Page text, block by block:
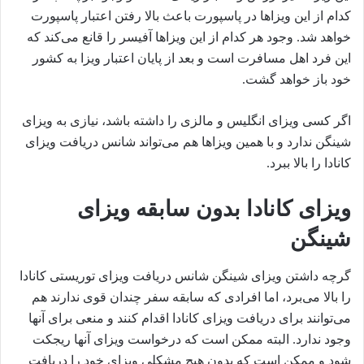
کدام از این ویزاها در پاسپورت باعث بالا رفتن اعتبار پاسپورت
خواهد شد. وجود هر کدام از این ویزاها آفیسر را قانع می‌کند که
این فرد اهل مسافرت است و بعد از پایان اعتبار ویزا به کشور
خود باز خواهد گشت.
اگر کسی ویزای انگلیس و مالزی را داشته باشد، نیازی به ویزای
شینگن ندارد و با همین ویزاها هم می‌تواند شانس دریافت ویزای
کانادا را بالا ببرد.
ویزای کانادا بدون سابقه ویزای
شینگن
گرچه داشتن ویزای شینگن شانس دریافت ویزای توریستی کانادا
را بالا می‌برد، اما افرادی که سابقه سفر چندان قوی ندارند هم
می‌توانند برای دریافت ویزای کانادا اقدام کنند و منعی برای آنها
وجود ندارد. البته ممکن است که درخواست ویزای آنها ریجکت
شود و ممکن است که بدون هیچ مشکلی ویزای خود را دریافت